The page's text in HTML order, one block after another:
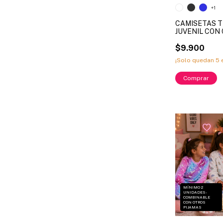
CAMISETAS
JUVENIL CON
1079 - 1179
- 14 ( X
$9.900
¡Solo quedan5
+1
Comprar
MÍNIMO 2
UNIDADES -
COMBINABLE
CON OTROS
PIJAMAS